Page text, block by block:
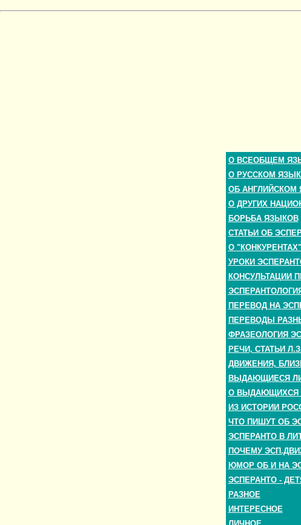
О ВСЕОБЩЕМ
О РУССКОМ
ОБ АНГЛИЙСКОМ
О ДРУГИХ
БОРЬБА ЯЗЫКОВ
СТАТЬИ ОБ
О
УРОКИ
КОНСУЛЬТАЦИИ
ПЕРЕВОД НА
ПЕРЕВОДЫ
ФРАЗЕОЛОГИЯ
РЕЧИ, СТАТЬИ
ДВИЖЕНИЯ,
ВЫДАЮЩИЕСЯ
О ВЫДАЮЩИХСЯ
ИЗ ИСТОРИИ
ЧТО ПИШУТ ОБ
ЭСПЕРАНТО В
ПОЧЕМУ
ЮМОР ОБ И НА
ЭСПЕРАНТО -
РАЗНОЕ
ИНТЕРЕСНОЕ